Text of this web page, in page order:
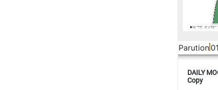
Parution
DAILY
Copy